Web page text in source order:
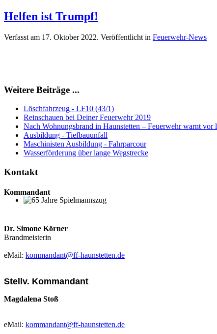
Helfen ist Trumpf!
Verfasst am 17. Oktober 2022. Veröffentlicht in Feuerwehr-News
Weitere Beiträge ...
Löschfahrzeug - LF10 (43/1)
Reinschauen bei Deiner Feuerwehr 2019
Nach Wohnungsbrand in Haunstetten – Feuerwehr warnt
Ausbildung - Tiefbauunfall
Maschinisten Ausbildung - Fahrparcour
Wasserförderung über lange Wegstrecke
Kontakt
Kommandant
Dr. Simone Körner
Brandmeisterin
eMail: kommandant@ff-haunstetten.de
Stellv. Kommandant
Magdalena Stoß
eMail: kommandant@ff-haunstetten.de